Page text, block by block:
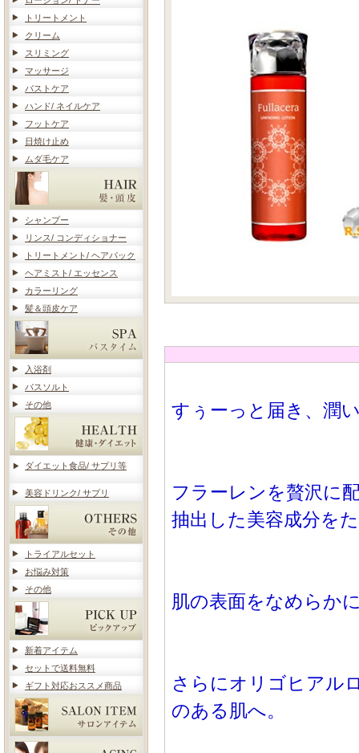
トリートメント
クリーム
スリミング
マッサージ
バストケア
ハンド/ ネイルケア
フットケア
日焼け止め
ムダ毛ケア
シャンプー
リンス/ コンディショナー
トリートメント/ ヘアパック
ヘアミスト/ エッセンス
カラーリング
髪＆頭皮ケア
入浴剤
バスソルト
その他
ダイエット食品/ サプリ等
美容ドリンク/ サプリ
トライアルセット
お悩み対策
その他
新着アイテム
セットで送料無料
ギフト対応おススメ商品
すぅーっと届き、潤
フラーレンを贅沢に
抽出した美容成分を
肌の表面をなめらか
さらにオリゴヒアル
のある肌へ。